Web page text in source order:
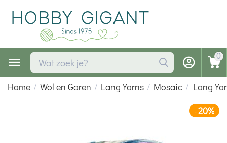
0
Home / Wol en Garen / Lang Yarns / Mosaic / Lang
-20%